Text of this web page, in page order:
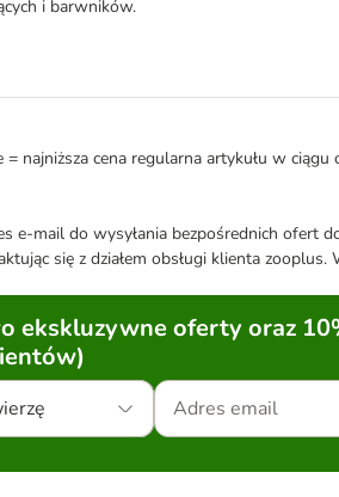
i barwników.
najniższa cena regularna artykułu w ciągu
mail do wysyłania bezpośrednich ofert
się z działem obsługi klienta zooplus.
ekskluzywne oferty oraz